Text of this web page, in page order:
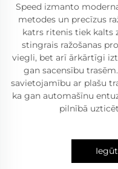
Speed izmanto
metodes un precīzus
katrs ritenis tiek kalts
stingrais ražošanas
viegli, bet arī ārkārtīgi
gan sacensību
savietojamību ar plašu
ka gan automašīnu
pilnībā